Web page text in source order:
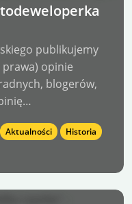
publikujemy
opinie
blogerów,
Aktualności Historia